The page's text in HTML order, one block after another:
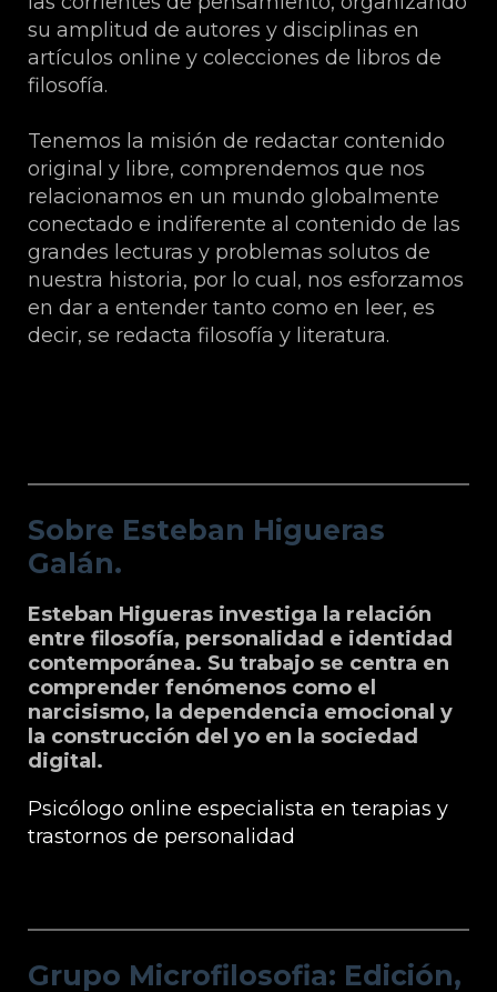
su amplitud de autores y disciplinas en
artículos online y colecciones de libros de
filosofía.
Tenemos la misión de redactar contenido
original y libre, comprendemos que nos
relacionamos en un mundo globalmente
conectado e indiferente al contenido de las
grandes lecturas y problemas solutos de
nuestra historia, por lo cual, nos esforzamos
en dar a entender tanto como en leer, es
decir, se redacta filosofía y literatura.
Sobre Esteban Higueras
Galán.
Esteban Higueras investiga la relación
entre filosofía, personalidad e identidad
contemporánea. Su trabajo se centra en
comprender fenómenos como el
narcisismo, la dependencia emocional y
la construcción del yo en la sociedad
digital.
Psicólogo online especialista en terapias y
trastornos de personalidad
Grupo Microfilosofia: Edición,